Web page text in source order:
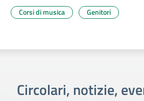
Corsi di musica Genitori
Circolari, notizie,